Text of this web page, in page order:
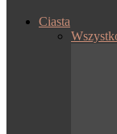
Ciasta